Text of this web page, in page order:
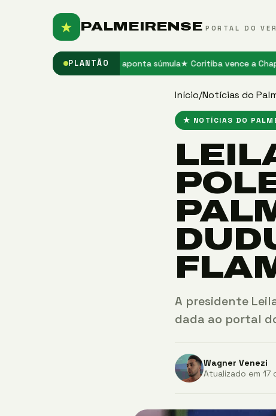
★ PALMEIRENSE PORTAL DO
PLANTÃO
para o Grêmio, aponta súmula★ Coritiba vence a
Início/Notícias do
★ NOTÍCIAS DO
A presidente
dada ao portal
Wagner Venezi
Atualizado em 17